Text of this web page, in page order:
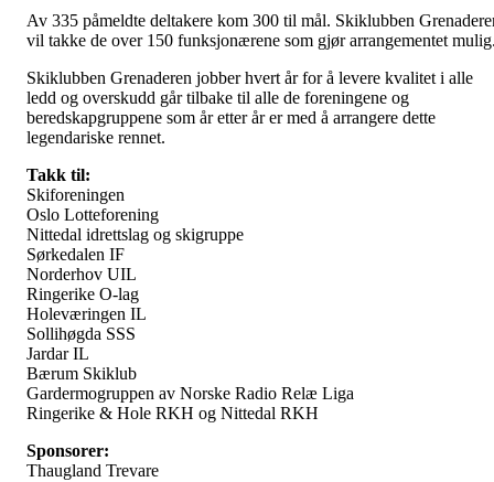
Av 335 påmeldte deltakere kom 300 til mål. Skiklubben
vil takke de over 150 funksjonærene som gjør arrangementet
Skiklubben Grenaderen jobber hvert år for å levere kvalitet i alle
ledd og overskudd går tilbake til alle de foreningene og
beredskapgruppene som år etter år er med å arrangere dette
legendariske rennet.
Takk til:
Skiforeningen
Oslo Lotteforening
Nittedal idrettslag og skigruppe
Sørkedalen IF
Norderhov UIL
Ringerike O-lag
Holeværingen IL
Sollihøgda SSS
Jardar IL
Bærum Skiklub
Gardermogruppen av Norske Radio Relæ Liga
Ringerike & Hole RKH og Nittedal RKH
Sponsorer:
Thaugland Trevare